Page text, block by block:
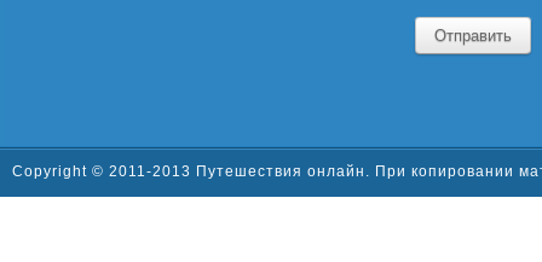
Отправить
Copyright © 2011-2013 Путешествия онлайн. При копировании